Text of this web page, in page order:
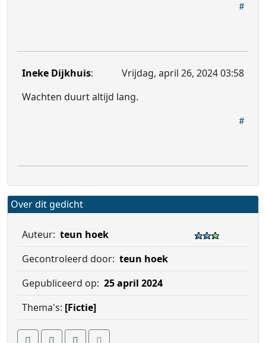
Ineke Dijkhuis:
Vrijdag, april 26, 2024 03:58
Wachten duurt altijd lang.
Over dit gedicht
Auteur: teun hoek
Gecontroleerd door: teun hoek
Gepubliceerd op: 25 april 2024
Thema's: [Fictie]